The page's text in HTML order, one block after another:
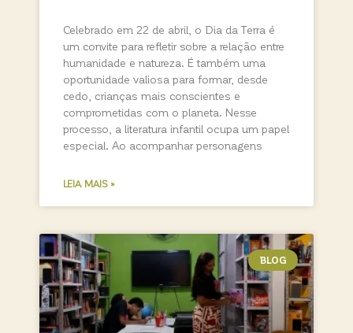
Celebrado em 22 de abril, o Dia da Terra é
um convite para refletir sobre a relação entre
humanidade e natureza. É também uma
oportunidade valiosa para formar, desde
cedo, crianças mais conscientes e
comprometidas com o planeta. Nesse
processo, a literatura infantil ocupa um papel
especial. Ao acompanhar personagens
LEIA MAIS »
BLOG